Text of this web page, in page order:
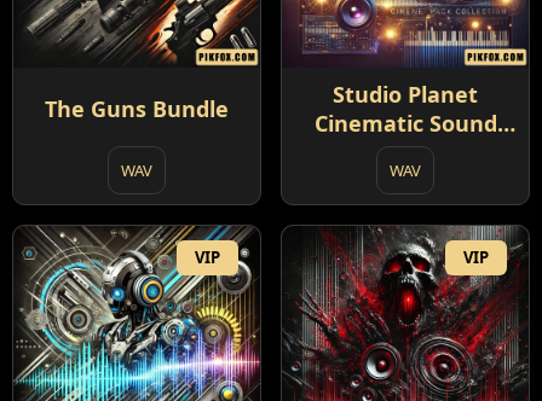
The Guns Bundle
WAV
Studio Planet
Cinematic Sound
Pack Collection
WAV
VIP VIP